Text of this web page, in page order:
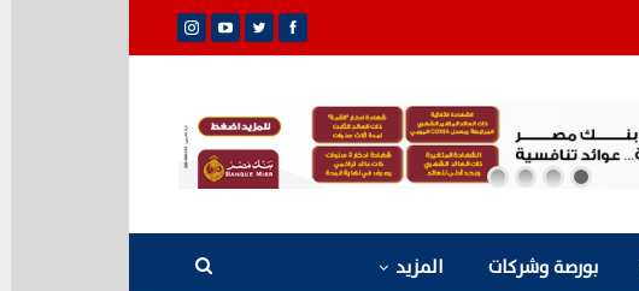
بورصة وشركات المزيد